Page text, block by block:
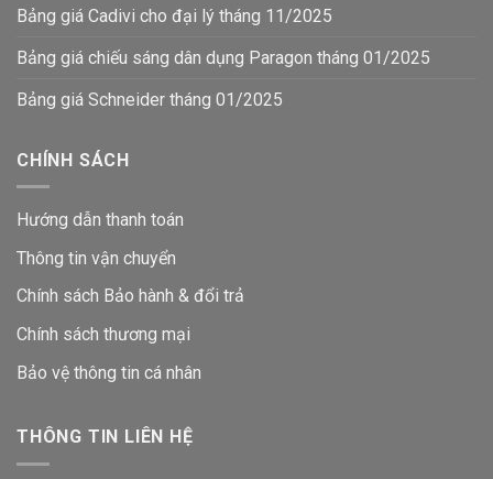
Bảng giá Cadivi cho đại lý tháng 11/2025
Bảng giá chiếu sáng dân dụng Paragon tháng 01/2025
Bảng giá Schneider tháng 01/2025
CHÍNH SÁCH
Hướng dẫn thanh toán
Thông tin vận chuyển
Chính sách Bảo hành & đổi trả
Chính sách thương mại
Bảo vệ thông tin cá nhân
THÔNG TIN LIÊN HỆ